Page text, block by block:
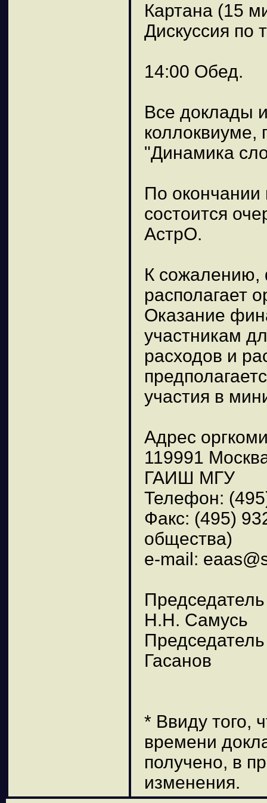
Картана (15
Дискуссия по
14:00 Обед.
Все доклады
коллоквиуме,
"Динамика
По
состоится
АстрО.
К сожалению,
располагает
Оказание
участникам
расходов и
участия в
Адрес
119991
ГАИШ МГУ
Телефон:
Факс: (495)
общества)
e-mail:
Н.Н. Самусь
Гасанов
* Ввиду того,
времени
получено, в
изменения.